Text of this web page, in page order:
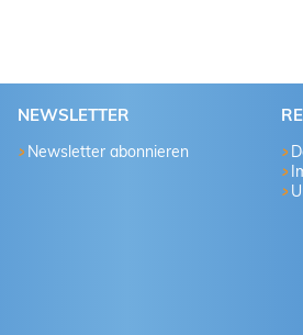
in der Technischen
NEWSLETTER
Newsletter abonnieren